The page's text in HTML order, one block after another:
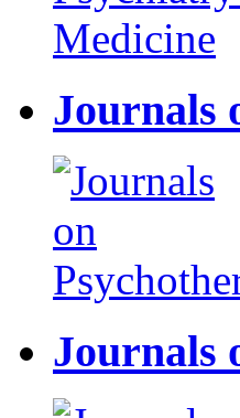
Journals
Journals